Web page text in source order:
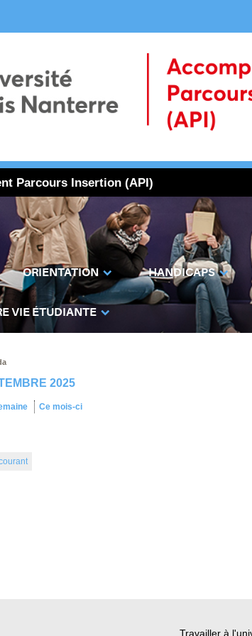
Parcours Insertion (API)
ORIENTATION HANDICAPS
VIE ÉTUDIANTE
2025
Ce mois-ci
Travailler à